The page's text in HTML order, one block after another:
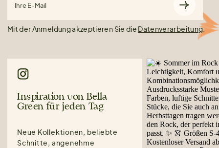
Ihre E-Mail
Mit der Anmeldung akzeptieren Sie die Datenverarbeitung.
Inspiration von Bella
Green für jeden Tag
Neue Kollektionen, beliebte
Schnitte, angenehme